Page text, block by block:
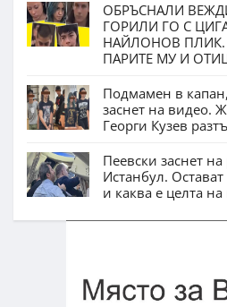
ОБРЪСНАЛИ
ГОРИЛИ ГО С
НАЙЛОНОВ ПЛИК.
ПАРИТЕ МУ И
Подмамен в
заснет на видео.
Георги Кузев
Пеевски заснет
Истанбул.
и каква е целта